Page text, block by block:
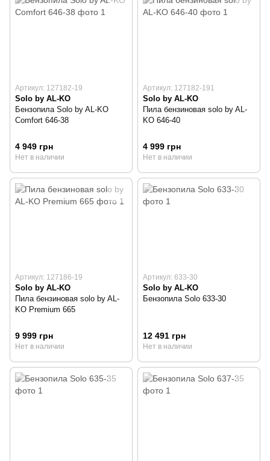
Артикул: 127182-19
Solo by AL-KO
Бензопила Solo by AL-KO
Comfort 646-38
4 949 грн
Нет в наличии
Артикул: 127182-191
Solo by AL-KO
Пила бензиновая solo by AL-
KO 646-40
4 999 грн
Нет в наличии
Артикул: 127186-19
Solo by AL-KO
Пила бензиновая solo by AL-
KO Premium 665
9 999 грн
Нет в наличии
Артикул: 633-30
Solo by AL-KO
Бензопила Solo 633-30
12 491 грн
Нет в наличии